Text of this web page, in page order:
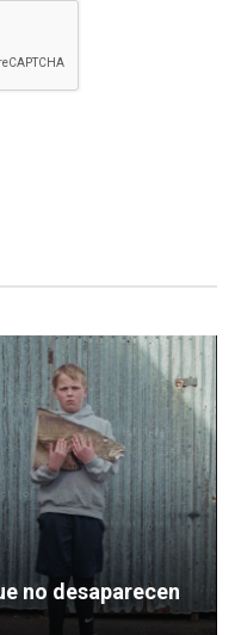
no desaparecen